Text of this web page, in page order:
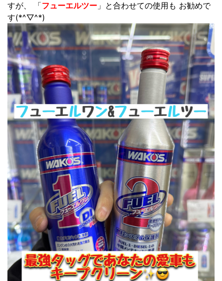
すが、 「フューエルツー 」と合わせての使用も お勧めで
す(*^▽^*)